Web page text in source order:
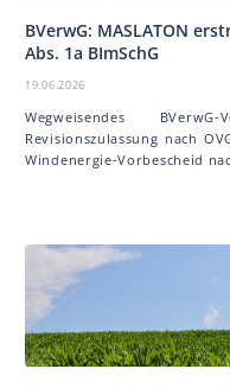
BVerwG: MAS LA TON
Abs. 1a BImSchG
19.06.2026
Wegweisendes
Revisionszulassung nach
Windenergie-Vorbescheid